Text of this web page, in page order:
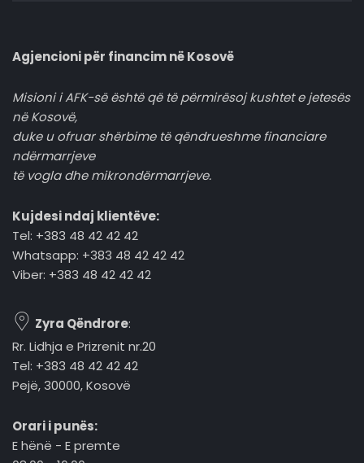
Agjencioni për financim në Kosovë
Misioni i AFK-së është që të përmirësoj kushtet e jetesës
në Kosovë,
duke u ofruar shërbime të qëndrueshme financiare
ndërmarrjeve
të vogla dhe mikrondërmarrjeve.
Kujdesi ndaj klientëve:
Tel: +383 48 42 42 42
Whatsapp: +383 48 42 42 42
Viber: +383 48 42 42 42
Zyra Qëndrore:
Rr. Lidhja e Prizrenit nr.20
Tel: +383 48 42 42 42
Pejë, 30000, Kosovë
Orari i punës:
E hënë - E premte